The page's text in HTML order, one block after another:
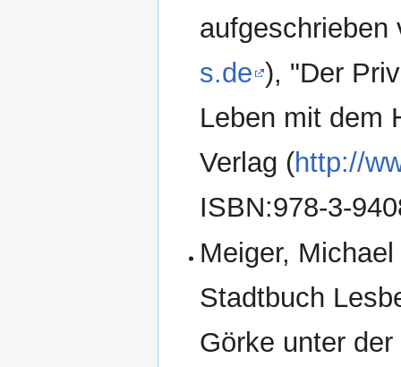
s.de ), "Der
Leben mit dem
Verlag (http://
ISBN:978-3-
Meiger,
Stadtbuch
Görke unter